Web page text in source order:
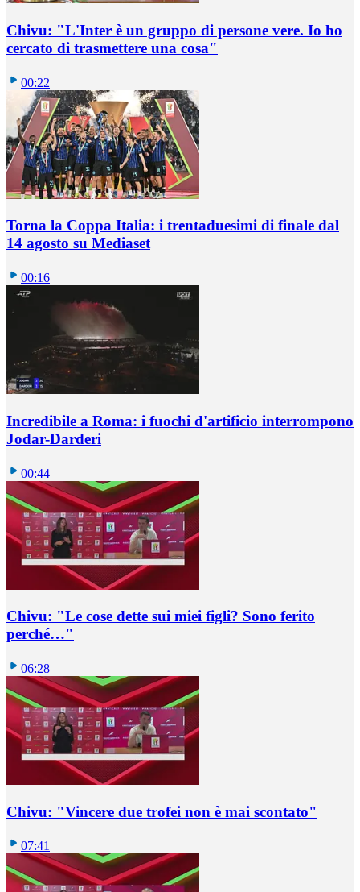
Chivu: "L'Inter è un gruppo di persone vere. Io ho
cercato di trasmettere una cosa"
00:22
Torna la Coppa Italia: i trentaduesimi di finale dal
14 agosto su Mediaset
00:16
Incredibile a Roma: i fuochi d'artificio interrompono
Jodar-Darderi
00:44
Chivu: "Le cose dette sui miei figli? Sono ferito
perché…"
06:28
Chivu: "Vincere due trofei non è mai scontato"
07:41